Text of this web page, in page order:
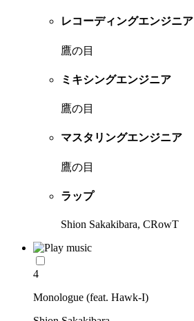
レコーディングエンジニア
鷹の目
ミキシングエンジニア
鷹の目
マスタリングエンジニア
鷹の目
ラップ
Shion Sakakibara, CRowT
4
Monologue (feat. Hawk-I)